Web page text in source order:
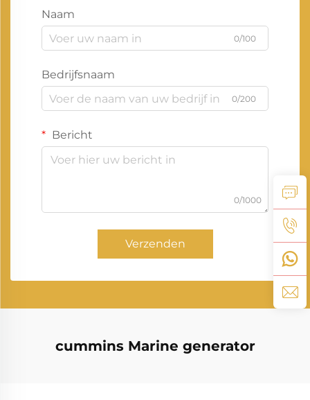
Naam
0/100
Bedrijfsnaam
0/200
Bericht
0/1000
Verzenden
cummins Marine generator